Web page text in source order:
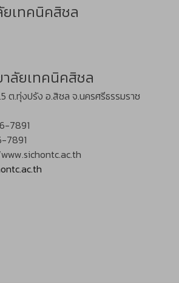
ยเทคนิคสิชล
ลัยเทคนิคสิชล
ต.ทุ่งปรัง อ.สิชล จ.นครศรีธรรมราช
7891
7891